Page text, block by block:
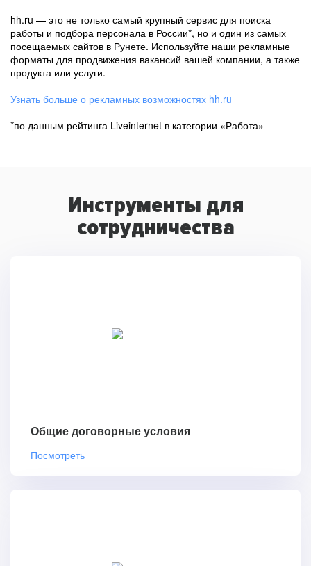
hh.ru — это не только самый крупный сервис для поиска
работы и подбора персонала в России*, но и один из самых
посещаемых сайтов в Рунете. Используйте наши рекламные
форматы для продвижения вакансий вашей компании, а также
продукта или услуги.
Узнать больше о рекламных возможностях hh.ru
*по данным рейтинга Liveinternet в категории «Работа»
Инструменты для
сотрудничества
Общие договорные условия
Посмотреть